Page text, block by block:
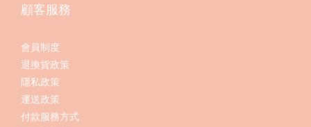
顧客服務
會員制度
退換貨政策
隱私政策
運送政策
付款服務方式